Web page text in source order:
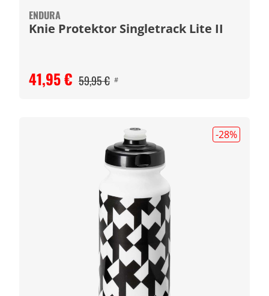
ENDURA
Knie Protektor Singletrack Lite II
41,95 € 59,95 € #
-28%